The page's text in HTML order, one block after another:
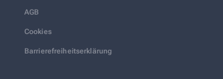
AGB
Cookies
Barrierefreiheitserklärung